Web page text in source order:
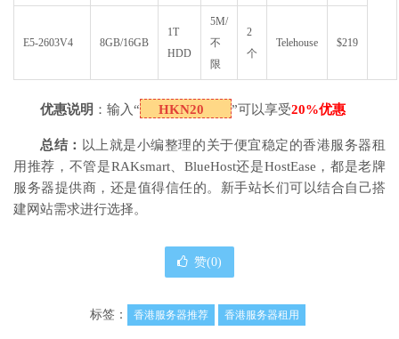
E5-2603V4 8GB/16GB
1T
HDD
5M/
不
限
2
个
Telehouse $219
优惠说明 ：输入“ HKN20 ”可以享受20%优惠
总结：
以上就是小编整理的关于便宜稳定的香港服务器租
用推荐，不管是RAKsmart、BlueHost还是HostEase，都是老牌
服务器提供商，还是值得信任的。新手站长们可以结合自己搭
建网站需求进行选择。
赞(0)
标签： 香港服务器推荐 香港服务器租用